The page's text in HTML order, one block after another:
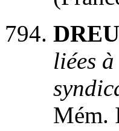
liées
Mém.